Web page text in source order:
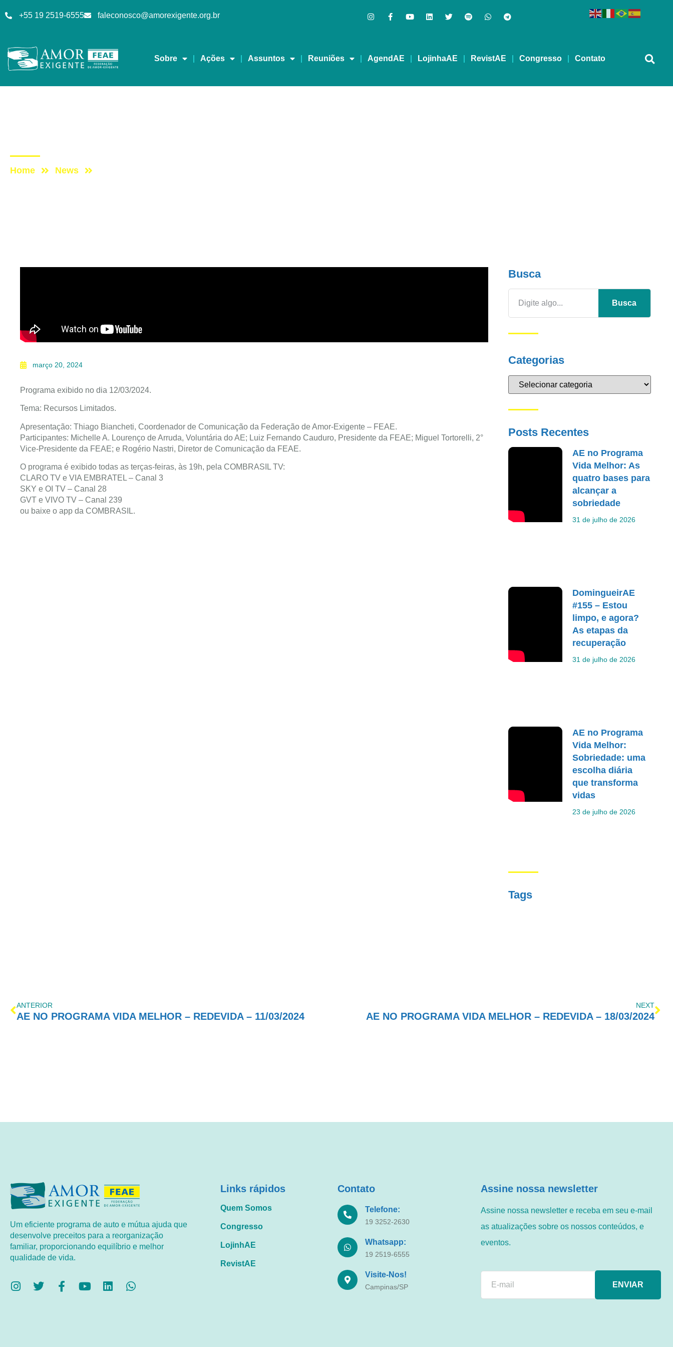
+55 19 2519-6555 faleconosco@amorexigente.org.br
Sobre Ações Assuntos Reuniões AgendAE LojinhaAE RevistAE Congresso Contato
Home News
março 20, 2024
Programa exibido no dia 12/03/2024.
Tema: Recursos Limitados.
Apresentação: Thiago Biancheti, Coordenador de Comunicação da Federação de Amor-Exigente – FEAE.
Participantes: Michelle A. Lourenço de Arruda, Voluntária do AE; Luiz Fernando Cauduro, Presidente da FEAE; Miguel Tortorelli, 2°
Vice-Presidente da FEAE; e Rogério Nastri, Diretor de Comunicação da FEAE.
O programa é exibido todas as terças-feiras, às 19h, pela COMBRASIL TV:
CLARO TV e VIA EMBRATEL – Canal 3
SKY e OI TV – Canal 28
GVT e VIVO TV – Canal 239
ou baixe o app da COMBRASIL.
Busca
Busca
Categorias
Posts Recentes
AE no Programa
Vida Melhor: As
quatro bases para
alcançar a
sobriedade
31 de julho de 2026
DomingueirAE
#155 – Estou
limpo, e agora?
As etapas da
recuperação
31 de julho de 2026
AE no Programa
Vida Melhor:
Sobriedade: uma
escolha diária
que transforma
vidas
23 de julho de 2026
Tags
ANTERIOR
AE NO PROGRAMA VIDA MELHOR – REDEVIDA – 11/03/2024
NEXT
AE NO PROGRAMA VIDA MELHOR – REDEVIDA – 18/03/2024
Um eficiente programa de auto e mútua ajuda que
desenvolve preceitos para a reorganização
familiar, proporcionando equilíbrio e melhor
qualidade de vida.
Links rápidos
Quem Somos
Congresso
LojinhAE
RevistAE
Contato
Telefone:
19 3252-2630
Whatsapp:
19 2519-6555
Visite-Nos!
Campinas/SP
Assine nossa newsletter
Assine nossa newsletter e receba em seu e-mail
as atualizações sobre os nossos conteúdos, e
eventos.
ENVIAR